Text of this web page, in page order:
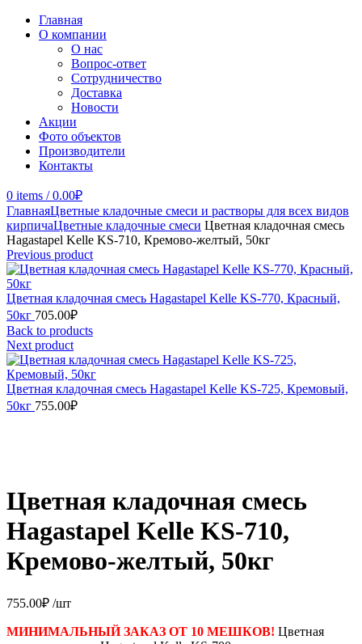
Главная
О компании
О нас
Вопрос-ответ
Сотрудничество
Доставка
Новости
Акции
Фото объектов
Производители
Контакты
0 items / 0.00₽
ГлавнаяЦветные кладочные смеси и растворы для всех видов
кирпичаЦветные кладочные смеси Цветная кладочная смесь
Hagastapel Kelle KS-710, Кремово-желтый, 50кг
Previous product
Цветная кладочная смесь Hagastapel Kelle KS-770, Красный,
50кг 705.00₽
Back to products
Next product
Цветная кладочная смесь Hagastapel Kelle KS-725, Кремовый,
50кг 755.00₽
Цветная кладочная смесь
Hagastapel Kelle KS-710,
Кремово-желтый, 50кг
755.00₽ /шт
МИНИМАЛЬНЫЙ ЗАКАЗ ОТ 10 МЕШКОВ! Цветная